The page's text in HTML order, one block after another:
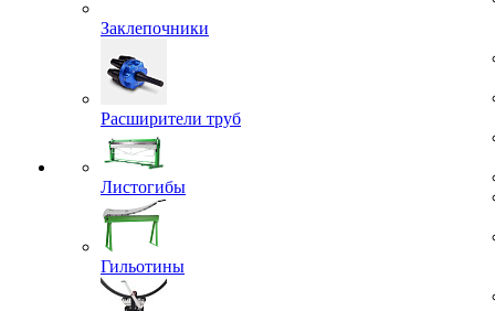
Заклепочники
Расширители труб
Листогибы
Гильотины